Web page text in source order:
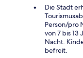
Die Stadt
Person/pro
von 7 bis 13
Nacht.
befreit.